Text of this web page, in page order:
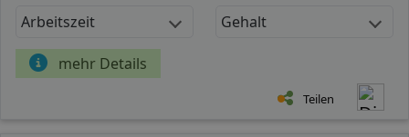
Arbeitszeit Gehalt
mehr Details
Teilen